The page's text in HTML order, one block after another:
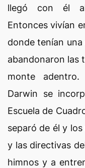
llegó con él
Entonces vivían
donde tenían
abandonaron las
monte
Darwin se
Escuela de
separó de él y
y las directivas
himnos y a